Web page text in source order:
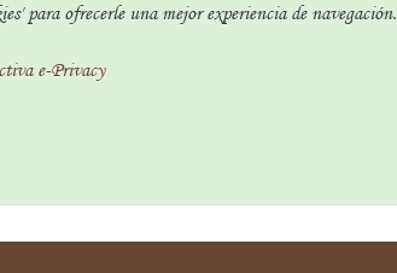
para ofrecerle una mejor experiencia de navegación.
e-Privacy